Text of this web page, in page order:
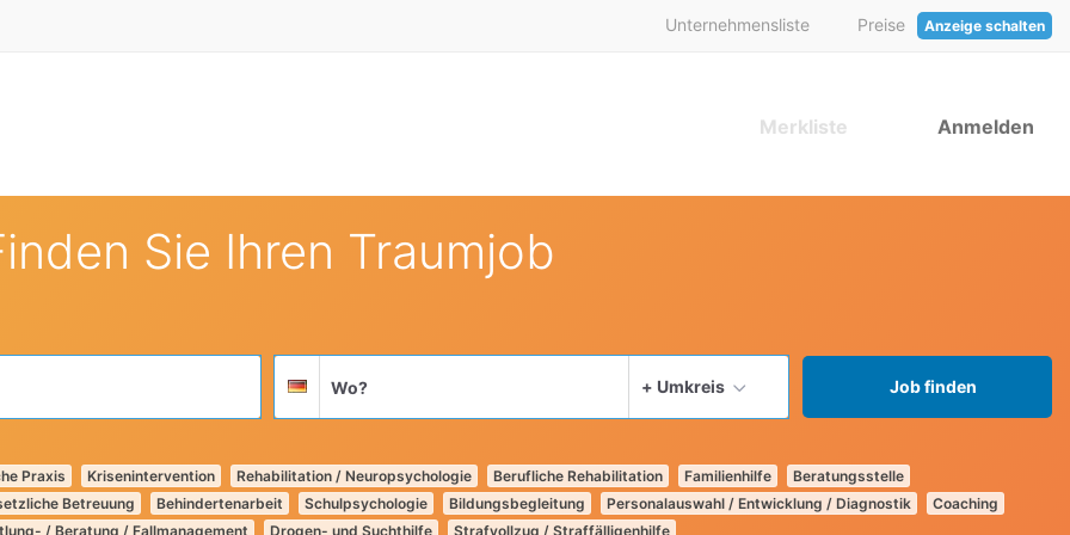
Anzeige schalten
Unternehmensliste Preise
Anmelden
Merkliste
Sie Ihren Traumjob
Deutschland
+ Umkreis
aktuellen Ort verwenden
Job finden
Praxis Krisenintervention Rehabilitation / Neuropsychologie Berufliche Rehabilitation Familienhilfe
Beratungsstelle
Betreuung Behindertenarbeit Schulpsychologie Bildungsbegleitung Personalauswahl / Entwicklung / Diagnostik
Coaching
/ Beratung / Fallmanagement Drogen- und Suchthilfe Strafvollzug / Straffälligenhilfe